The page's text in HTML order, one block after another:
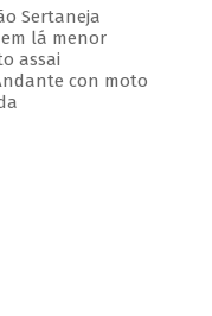
Sertaneja
em lá menor
assai
con moto